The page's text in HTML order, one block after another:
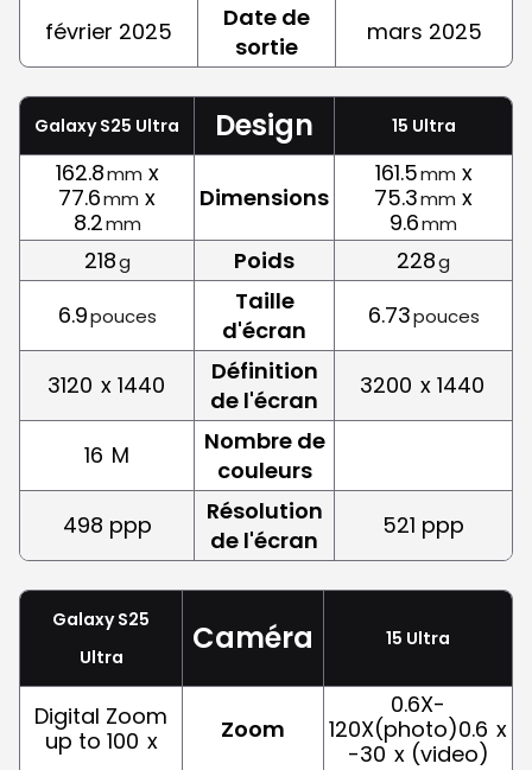
février 2025
Date de
sortie
mars 2025
Galaxy S25 Ultra Design 15 Ultra
162.8mm x
77.6mm x
8.2mm
Dimensions
161.5mm x
75.3mm x
9.6mm
218g Poids 228g
6.9pouces
Taille
d'écran
6.73pouces
3120 x 1440
Définition
de l'écran
3200 x 1440
16 M
Nombre de
couleurs
498 ppp
Résolution
de l'écran
521 ppp
Galaxy S25
Ultra
Caméra 15 Ultra
Digital Zoom
up to 100 x Zoom
0.6X-
120X(photo)0.6 x
-30 x (video)